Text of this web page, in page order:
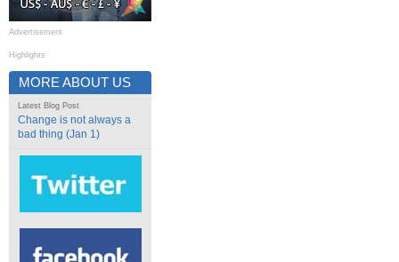
Advertisement
Highlights
MORE ABOUT US
Latest Blog Post
Change is not always a
bad thing (Jan 1)